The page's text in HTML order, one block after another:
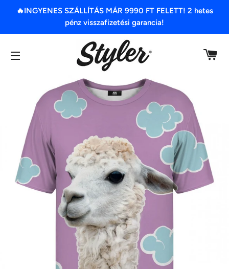
🔥INGYENES SZÁLLÍTÁS MÁR 9990 FT FELETT! 2 hetes
pénz visszafizetési garancia!
OLDAL NAVIGÁCIÓ